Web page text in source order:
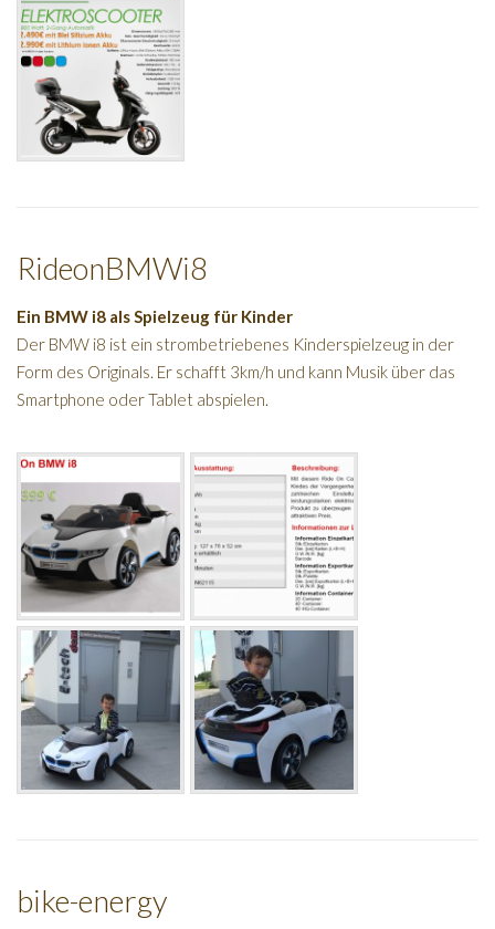
RideonBMWi8
Ein BMW i8 als Spielzeug für Kinder
Der BMW i8 ist ein strombetriebenes Kinderspielzeug in der
Form des Originals. Er schafft 3km/h und kann Musik über das
Smartphone oder Tablet abspielen.
bike-energy